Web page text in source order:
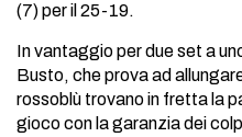
(7) per il 25-19.
In vantaggio per due set a
Busto, che prova ad
rossoblù trovano in fretta la
gioco con la garanzia dei